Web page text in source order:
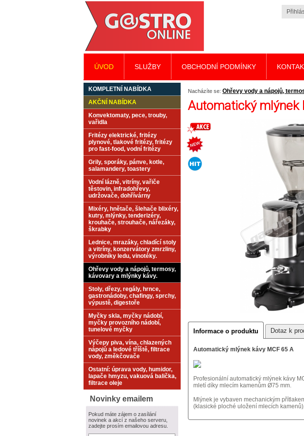
Nacházíte se: Ohřevy vody a nápojů,
Automatický mlýnek
Informace o produktu Dotaz k
Automatický mlýnek kávy MCF 65 A
Profesionální automatický mlýnek kávy
mletí díky mlecím kamenům Ø75 mm.
Mlýnek je vybaven mechanickým
(klasické ploché uložení mlecích
KOMPLETNÍ NABÍDKA
AKČNÍ NABÍDKA
Konvektomaty, pece, trouby,
vařidla
Fritézy elektrické, fritézy
plynové, tlakové fritézy, fritézy
pro fast-food, vodní fritézy
Grily, sporáky, pánve, kotle,
salamandery, toastery
Vodní lázně, vitríny, vařiče
těstovin, infradohřevy,
udržovače, dohřívárny
Mixéry, hnětače, šlehače blixéry,
kutry, mlýnky, tenderizéry,
krouhače, strouhače, nářezáky,
škrabky
Lednice, mrazáky, chladící stoly
a vitríny, konzervátory zmrzliny,
výrobníky ledu, vinotéky.
Ohřevy vody a nápojů, termosy,
kávovary a mlýnky kávy.
Stoly, dřezy, regály, hrnce,
gastronádoby, chafingy, sprchy,
výpustě, digestoře
Myčky skla, myčky nádobí,
myčky provozního nádobí,
tunelové myčky
Výčepy piva, vína, chlazených
nápojů a ledové tříště, filtrace
vody, změkčovače
Ostatní: úprava vody, humidor,
lapače hmyzu, vakuová balička,
filtrace oleje
Novinky emailem
Pokud máte zájem o zasílání
novinek a akcí z našeho serveru,
zadejte prosím emailovou adresu.
ÚVOD SLUŽBY OBCHODNÍ PODMÍNKY